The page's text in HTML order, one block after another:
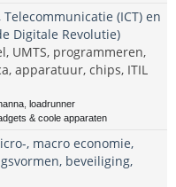
(ICT) en
Digitale Revolutie)
UMTS, programmeren,
apparatuur, chips, ITIL
loadrunner
& coole apparaten
, macro economie,
beveiliging,